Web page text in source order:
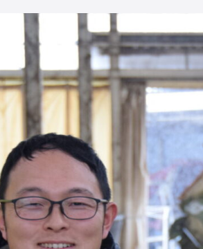
一覧へ
イベント／HotTopics
誌上展示会